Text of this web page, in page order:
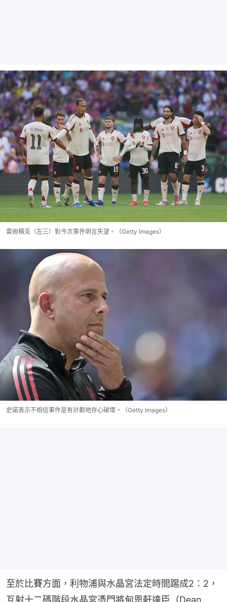
雲迪積克（左三）對今次事件明言失望。（Getty Images）
史諾表示不相信事件是有計劃地存心破壞。（Getty Images）
至於比賽方面，利物浦與水晶宮法定時間踢成2：2，
互射十二碼階段水晶宮憑門將甸恩軒達臣（Dean